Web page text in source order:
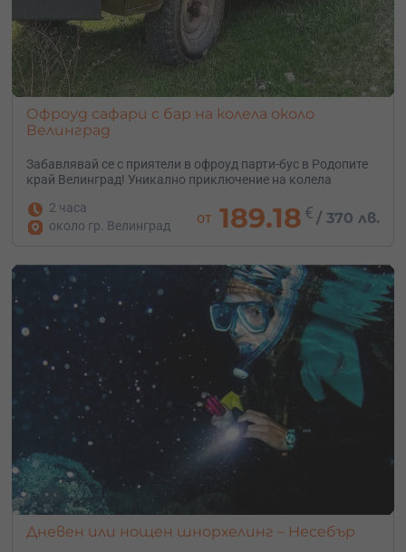
Офроуд сафари с бар на колела около
Велинград
Забавлявай се с приятели в офроуд парти-бус в Родопите
край Велинград! Уникално приключение на колела
2 часа
около гр. Велинград
от 189.18 € / 370 лв.
Дневен или нощен шнорхелинг – Несебър